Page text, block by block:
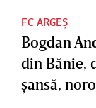
FC ARGEȘ
Bogdan
din Bănie,
şansă,